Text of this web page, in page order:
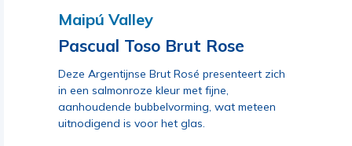
Maipú Valley
Pascual Toso Brut Rose
Deze Argentijnse Brut Rosé presenteert zich
in een salmonroze kleur met fijne,
aanhoudende bubbelvorming, wat meteen
uitnodigend is voor het glas.